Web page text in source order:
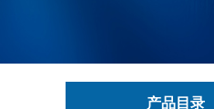
产品目录